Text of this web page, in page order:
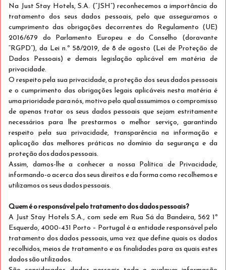
JUST STAYING Ver detalhes
Só Alojamento
Exclusivo para Mobile
Stay Twin 5% desconto
Dormem 2
Ver detalhes Apenas 1 quarto disponível
Cancelamento grátis até 07 Ago 2026 às 19:00
hora local.
€ 211
/estadia
Selecionar
Na Just Stay Hotels, S.A. (“JSH”) reconhecemos a importância do
tratamento dos seus dados pessoais, pelo que asseguramos o
cumprimento das obrigações decorrentes do Regulamento (UE)
2016/679 do Parlamento Europeu e do Conselho (doravante
“RGPD”), da Lei n.º 58/2019, de 8 de agosto (Lei de Proteção de
Dados Pessoais) e demais legislação aplicável em matéria de
privacidade.
O respeito pela sua privacidade, a proteção dos seus dados pessoais
e o cumprimento das obrigações legais aplicáveis nesta matéria é
uma prioridade para nós, motivo pelo qual assumimos o compromisso
de apenas tratar os seus dados pessoais que sejam estritamente
necessários para lhe prestarmos o melhor serviço, garantindo
respeito pela sua privacidade, transparência na informação e
aplicação das melhores práticas no domínio da segurança e da
proteção dos dados pessoais.
Assim, damos-lhe a conhecer a nossa Política de Privacidade,
informando-o acerca dos seus direitos e da forma como recolhemos e
utilizamos os seus dados pessoais.
Quem é o responsável pelo tratamento dos dados pessoais?
A Just Stay Hotels S.A., com sede em Rua Sá da Bandeira, 562 1º
Esquerdo, 4000-431 Porto – Portugal é a entidade responsável pelo
tratamento dos dados pessoais, uma vez que define quais os dados
recolhidos, meios de tratamento e as finalidades para as quais estes
dados são utilizados.